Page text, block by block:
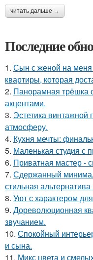
читать дальше →
Последние
1. Сын с женой на меня
квартиры, которая
2. Панорамная трёшка
акцентами.
3. Эстетика винтажной
атмосферу.
4. Кухня мечты:
5. Маленькая студия с
6. Приватная мастер -
7. Сдержанный
стильная альтернатива
8. Уют с характером
9. Дореволюционная
звучанием.
10. Спокойный
и сына.
11. Микс цвета и